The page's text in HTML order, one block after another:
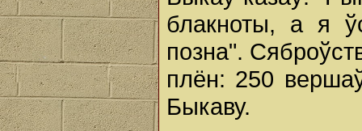
блакноты, а я
позна".
плён: 250
Быкаву.